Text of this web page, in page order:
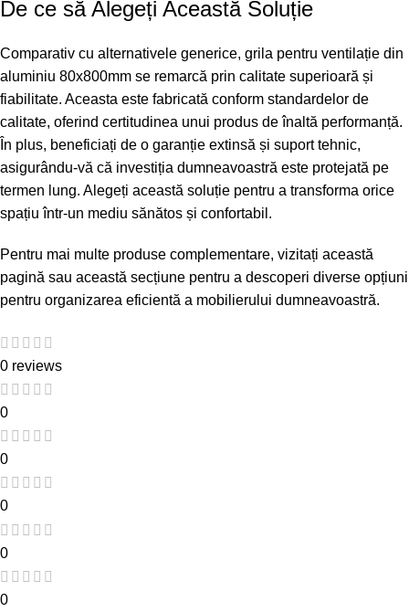
De ce să Alegeți Această Soluție
Comparativ cu alternativele generice, grila pentru ventilație din
aluminiu 80x800mm se remarcă prin calitate superioară și
fiabilitate. Aceasta este fabricată conform standardelor de
calitate, oferind certitudinea unui produs de înaltă performanță.
În plus, beneficiați de o garanție extinsă și suport tehnic,
asigurându-vă că investiția dumneavoastră este protejată pe
termen lung. Alegeți această soluție pentru a transforma orice
spațiu într-un mediu sănătos și confortabil.
Pentru mai multe produse complementare, vizitați această
pagină sau această secțiune pentru a descoperi diverse opțiuni
pentru organizarea eficientă a mobilierului dumneavoastră.
0 reviews
0
0
0
0
0